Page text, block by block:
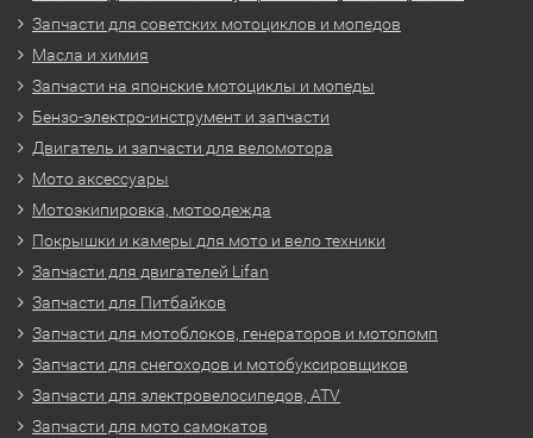
Запчасти для советских мотоциклов и мопедов
Масла и химия
Запчасти на японские мотоциклы и мопеды
Бензо-электро-инструмент и запчасти
Двигатель и запчасти для веломотора
Мото аксессуары
Мотоэкипировка, мотоодежда
Покрышки и камеры для мото и вело техники
Запчасти для двигателей Lifan
Запчасти для Питбайков
Запчасти для мотоблоков, генераторов и мотопомп
Запчасти для снегоходов и мотобуксировщиков
Запчасти для электровелосипедов, ATV
Запчасти для мото самокатов